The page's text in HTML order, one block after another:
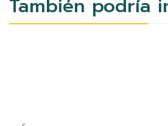
También podría